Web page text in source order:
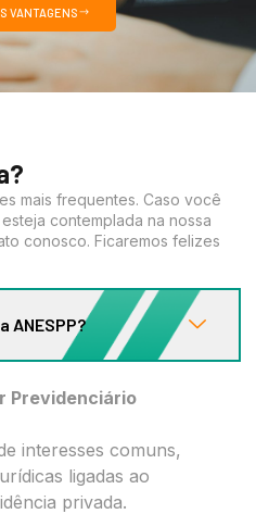
VANTAGENS
mais frequentes. Caso você
contemplada na nossa
conosco. Ficaremos felizes
ANESPP?
Previdenciário
interesses comuns,
ligadas ao
privada.